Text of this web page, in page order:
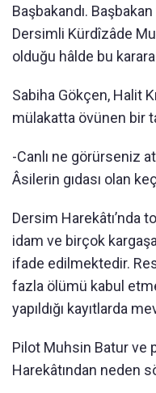
Başbakandı.
Dersimli Kürdîzâde
olduğu hâlde bu
Sabiha Gökçen, Halit
mülakatta övünen bir
-Canlı ne görürseniz
Âsilerin gıdası olan
Dersim Harekâtı’nda
idam ve birçok
ifade edilmektedir.
fazla ölümü kabul
yapıldığı kayıtlarda
Pilot Muhsin Batur ve
Harekâtından neden